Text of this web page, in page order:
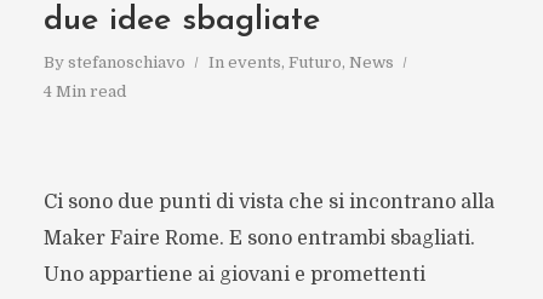
due idee sbagliate
By stefanoschiavo In events, Futuro, News
4 Min read
Ci sono due punti di vista che si incontrano alla
Maker Faire Rome. E sono entrambi sbagliati.
Uno appartiene ai giovani e promettenti